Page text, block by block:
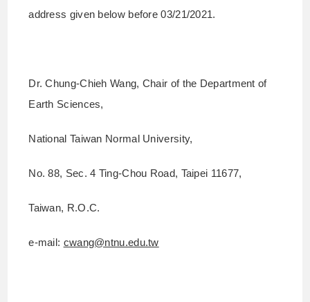
address given below before 03/21/2021.
Dr. Chung-Chieh Wang, Chair of the Department of
Earth Sciences,
National Taiwan Normal University,
No. 88, Sec. 4 Ting-Chou Road, Taipei 11677,
Taiwan, R.O.C.
e-mail: cwang@ntnu.edu.tw